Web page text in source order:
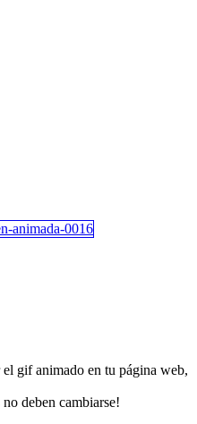
el gif animado en tu página web,
no deben cambiarse!